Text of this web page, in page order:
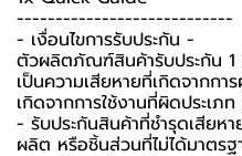
----------------------------
-️ เงื่อนไขการรับประกัน -️
ตัวผลิตภัณฑ์สินค้ารับประกัน 1
เป็นความเสียหายที่เกิดจากกา
เกิดจากการใช้งานที่ผิดประเภ
- รับประกันสินค้าที่ชำรุดเสียห
ผลิต หรือชิ้นส่วนที่ไม่ได้มาตรฐ